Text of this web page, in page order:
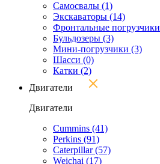
Самосвалы (1)
Экскаваторы (14)
Фронтальные погрузчики
Бульдозеры (3)
Мини-погрузчики (3)
Шасси (0)
Катки (2)
Двигатели
Двигатели
Cummins (41)
Perkins (91)
Caterpillar(57)
Weichai (17)